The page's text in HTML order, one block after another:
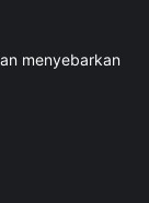
menyebarkan